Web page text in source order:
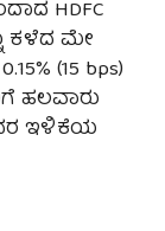
HDFC
ಕಳೆದ ಮೇ
(15 bps)
ಹಲವಾರು
ಇಳಿಕೆಯ